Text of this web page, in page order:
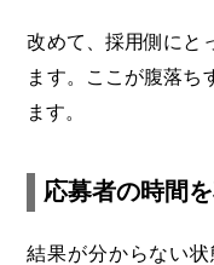
改めて、採用側にと
ます。ここが腹落ち
ます。
応募者の時間
結果が分からない